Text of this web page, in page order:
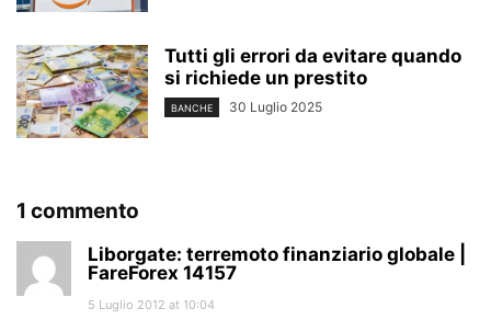
Tutti gli errori da evitare quando
si richiede un prestito
BANCHE 30 Luglio 2025
1 commento
Liborgate: terremoto finanziario globale |
FareForex 14157
5 Luglio 2012 at 10:04